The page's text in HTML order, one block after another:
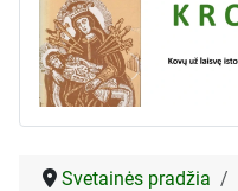
Svetainės pradžia